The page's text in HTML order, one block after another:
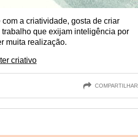
a criatividade, gosta de criar
que exijam inteligência por
muita realização.
criativo
COMPARTILHAR